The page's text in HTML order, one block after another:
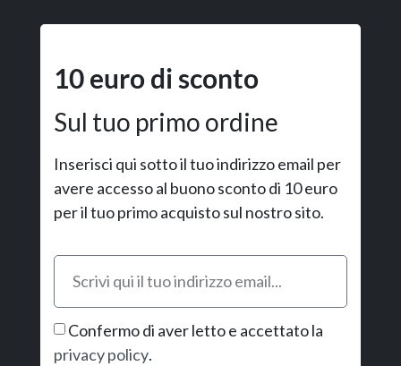
10 euro di sconto
Sul tuo primo ordine
Inserisci qui sotto il tuo indirizzo email per
avere accesso al buono sconto di 10 euro
per il tuo primo acquisto sul nostro sito.
Confermo di aver letto e accettato la
privacy policy.